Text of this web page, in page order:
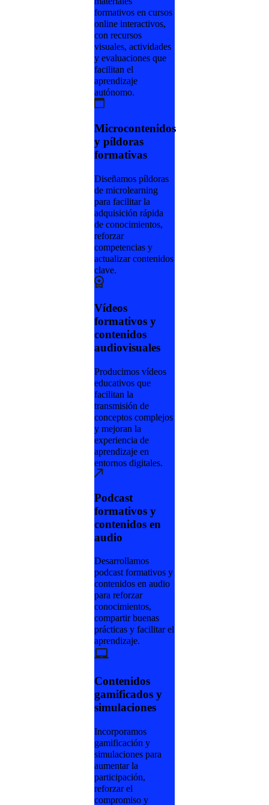
formativos en cursos
online interactivos,
con recursos
visuales, actividades
y evaluaciones que
facilitan el
aprendizaje
autónomo.
Microcontenidos
y píldoras
formativas
Diseñamos píldoras
de microlearning
para facilitar la
adquisición rápida
de conocimientos,
reforzar
competencias y
actualizar contenidos
clave.
Vídeos
formativos y
contenidos
audiovisuales
Producimos vídeos
educativos que
facilitan la
transmisión de
conceptos complejos
y mejoran la
experiencia de
aprendizaje en
entornos digitales.
Podcast
formativos y
contenidos en
audio
Desarrollamos
podcast formativos y
contenidos en audio
para reforzar
conocimientos,
compartir buenas
prácticas y facilitar el
aprendizaje.
Contenidos
gamificados y
simulaciones
Incorporamos
gamificación y
simulaciones para
aumentar la
participación,
reforzar el
compromiso y